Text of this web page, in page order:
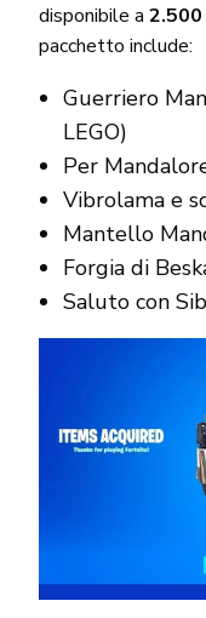
disponibile a 2.500
pacchetto include:
Guerriero
LEGO)
Per
Vibrolama e
Mantello
Forgia di
Saluto con